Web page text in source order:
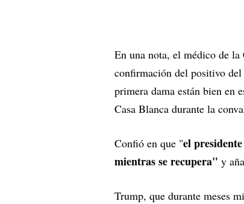
En una nota, el médico de
confirmación del positivo
primera dama están bien en
Casa Blanca durante la
Confió en que "el
mientras se recupera" y
Trump, que durante meses